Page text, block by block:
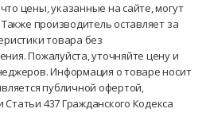
цены, указанные на сайте, могут
производитель оставляет за
товара без
Пожалуйста, уточняйте цену и
Информация о товаре носит
публичной офертой,
437 Гражданского Кодекса